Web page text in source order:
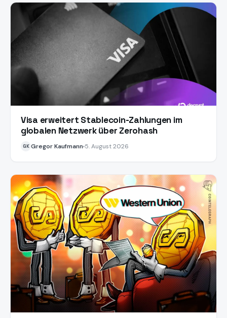
Visa erweitert Stablecoin-Zahlungen im
globalen Netzwerk über Zerohash
GK Gregor Kaufmann 5. August 2026